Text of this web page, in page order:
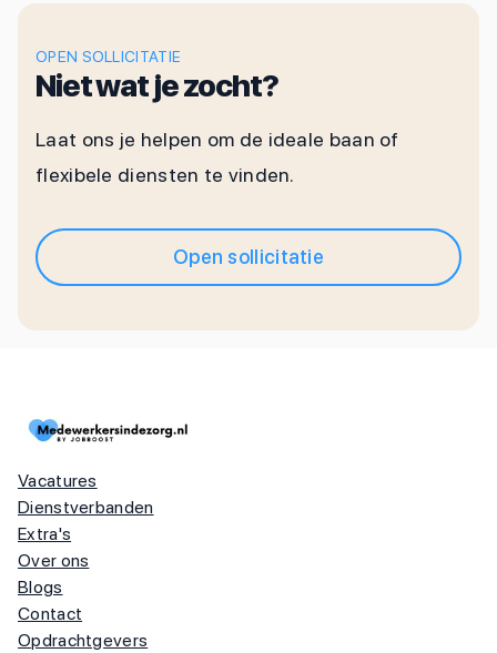
OPEN SOLLICITATIE
Niet wat je zocht?
Laat ons je helpen om de ideale baan of
flexibele diensten te vinden.
Open sollicitatie
Vacatures
Dienstverbanden
Extra's
Over ons
Blogs
Contact
Opdrachtgevers